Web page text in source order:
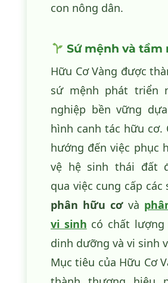
con nông dân.
Sứ mệnh và tầm
Hữu Cơ Vàng được
sứ mệnh phát triển
nghiệp bền vững
hình canh tác hữu cơ.
hướng đến việc phục
vệ hệ sinh thái đất
qua việc cung cấp các
phân hữu cơvà
vi sinh có chất lượng
dinh dưỡng và vi sinh
Mục tiêu của Hữu Cơ